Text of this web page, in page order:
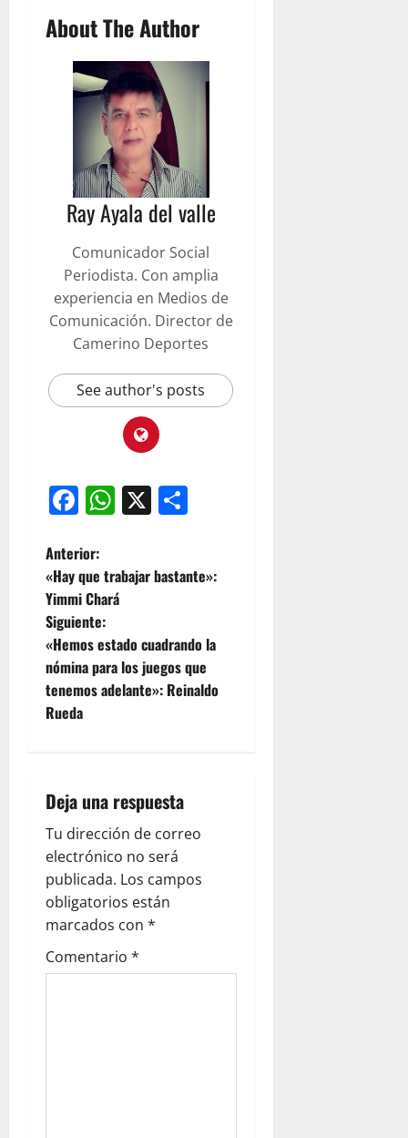
About The Author
Ray Ayala del valle
Comunicador Social
Periodista. Con amplia
experiencia en Medios de
Comunicación. Director de
Camerino Deportes
See author's posts
Facebook
WhatsApp
X
Anterior:
«Hay que trabajar bastante»:
Yimmi Chará
Siguiente:
«Hemos estado cuadrando la
nómina para los juegos que
tenemos adelante»: Reinaldo
Rueda
Deja una respuesta
Tu dirección de correo
electrónico no será
publicada. Los campos
obligatorios están
marcados con *
Comentario *